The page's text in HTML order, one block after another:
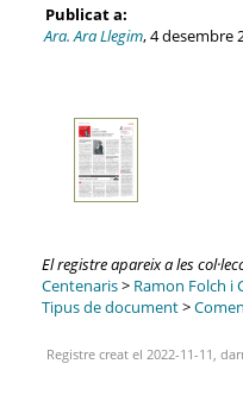
Publicat a:
Ara. Ara Llegim, 4 desembre
El registre apareix a les
Centenaris> Ramon Folch i
Tipus de document>
Registre creat el 2022-11-11,